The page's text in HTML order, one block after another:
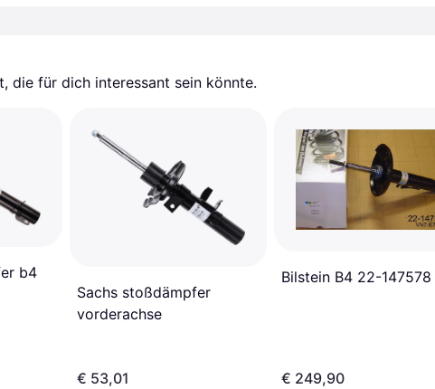
die für dich interessant sein könnte.
b4
Sachs stoßdämpfer
vorderachse
€ 53,01
Bilstein B4 22-147578
€ 249,90